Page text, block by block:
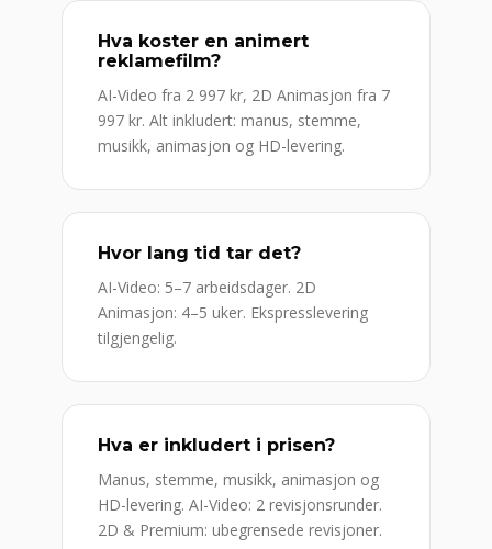
Hva koster en animert
reklamefilm?
AI-Video fra 2 997 kr, 2D Animasjon fra 7
997 kr. Alt inkludert: manus, stemme,
musikk, animasjon og HD-levering.
Hvor lang tid tar det?
AI-Video: 5–7 arbeidsdager. 2D
Animasjon: 4–5 uker. Ekspresslevering
tilgjengelig.
Hva er inkludert i prisen?
Manus, stemme, musikk, animasjon og
HD-levering. AI-Video: 2 revisjonsrunder.
2D & Premium: ubegrensede revisjoner.